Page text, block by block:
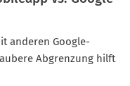
anderen Google-
Abgrenzung hilft